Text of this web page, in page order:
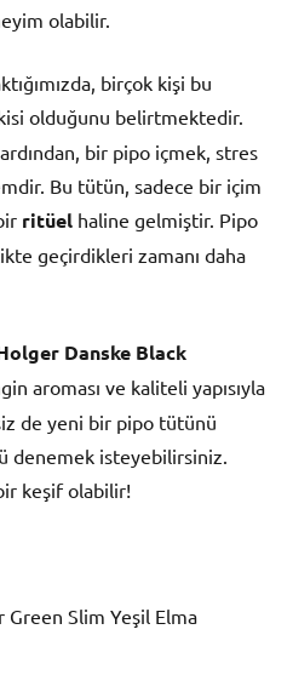
olabilir.
birçok kişi bu
olduğunu belirtmektedir.
bir pipo içmek, stres
Bu tütün, sadece bir içim
ritüel haline gelmiştir. Pipo
geçirdikleri zamanı daha
Danske Black
aroması ve kaliteli yapısıyla
de yeni bir pipo tütünü
denemek isteyebilirsiniz.
keşif olabilir!
Green Slim Yeşil Elma